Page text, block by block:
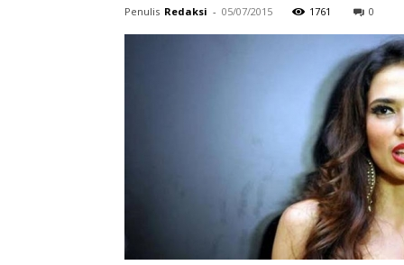
Penulis Redaksi - 05/07/2015 1761 0